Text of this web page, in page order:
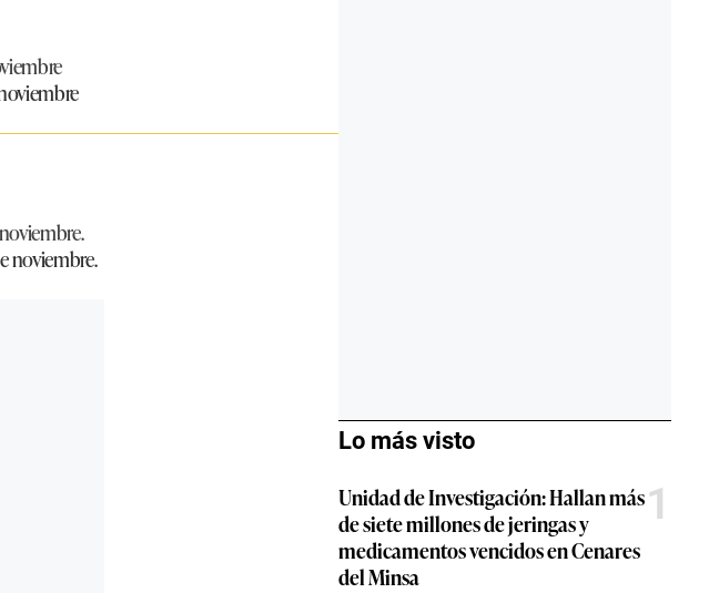
Lo más visto
Unidad de Investigación: Hallan más
de siete millones de jeringas y
medicamentos vencidos en Cenares
del Minsa
1